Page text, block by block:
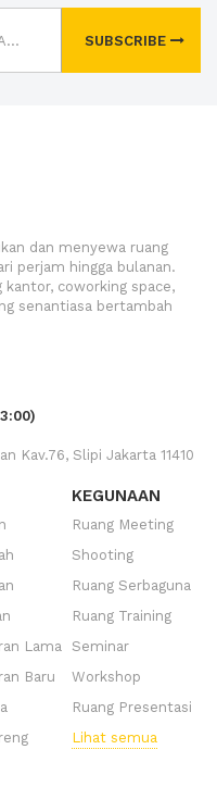
SUBSCRIBE
dan menyewa ruang
perjam hingga bulanan.
kantor, coworking space,
senantiasa bertambah
Kav.76, Slipi Jakarta 11410
Lama
Baru
KEGUNAAN
Ruang Meeting
Shooting
Ruang Serbaguna
Ruang Training
Seminar
Workshop
Ruang Presentasi
Lihat semua